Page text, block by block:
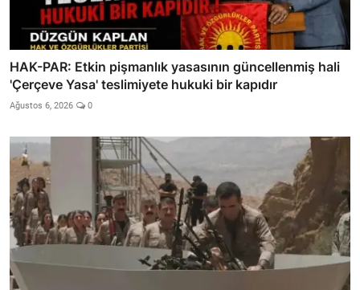
HAK-PAR: Etkin pişmanlık yasasının güncellenmiş hali
'Çerçeve Yasa' teslimiyete hukuki bir kapıdır
Ağustos 6, 2026 0